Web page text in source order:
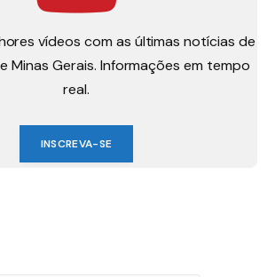
vídeos com as últimas notícias de
Minas Gerais. Informações em tempo
real.
INSCREVA-SE